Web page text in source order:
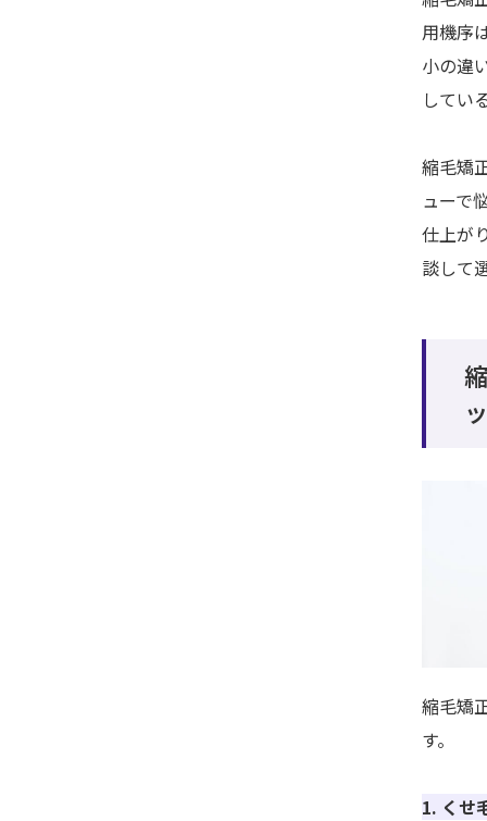
用機序
小の違
してい
縮毛矯
ューで
仕上が
談して
縮毛矯
す。
1. くせ